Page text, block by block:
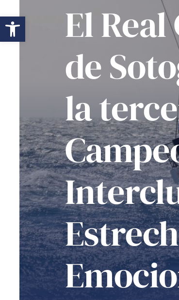
Abrir barra de herramientas
El
de
la